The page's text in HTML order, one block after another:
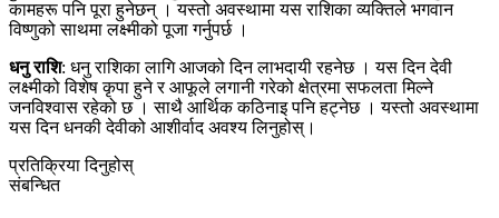
कामहरू पनि पूरा हुनेछन् । यस्तो अवस्थामा यस राशिका व्यक्तिले भगवान
विष्णुको साथमा लक्ष्मीको पूजा गर्नुपर्छ ।
धनु राशि: धनु राशिका लागि आजको दिन लाभदायी रहनेछ । यस दिन देवी
लक्ष्मीको विशेष कृपा हुने र आफूले लगानी गरेको क्षेत्रमा सफलता मिल्ने
जनविश्वास रहेको छ । साथै आर्थिक कठिनाइ पनि हट्नेछ । यस्तो अवस्थामा
यस दिन धनकी देवीको आशीर्वाद अवश्य लिनुहोस्।
प्रतिक्रिया दिनुहोस्
संबन्धित